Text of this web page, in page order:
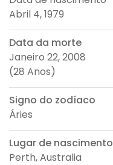
Abril 4, 1979
Data da morte
Janeiro 22, 2008
(28 Anos)
Signo do zodíaco
Áries
Lugar de nascimento
Perth, Australia